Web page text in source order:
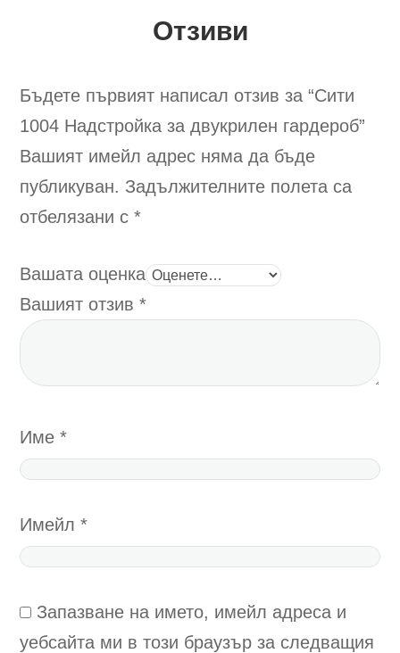
be
chosen
on
the
product
page
options
on
the
product
Отзиви
Бъдете първият написал отзив за “Сити
1004 Надстройка за двукрилен гардероб”
Вашият имейл адрес няма да бъде
публикуван. Задължителните полета са
отбелязани с*
Вашата оценка
Вашият отзив*
Име*
Имейл*
Запазване на името, имейл адреса и
уебсайта ми в този браузър за следващия